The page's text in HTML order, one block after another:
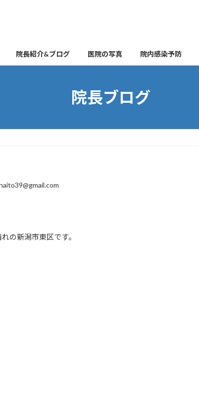
院長紹介&ブログ 医院の写真 院内感染予防
院長ブログ
の新潟市東区です。